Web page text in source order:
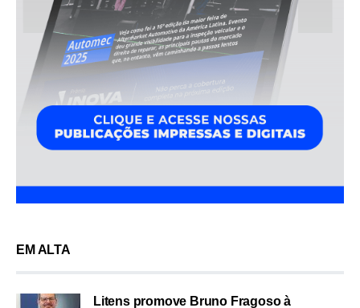
EM ALTA
Litens promove Bruno Fragoso à